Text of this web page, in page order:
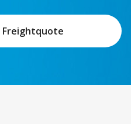
Freightquote